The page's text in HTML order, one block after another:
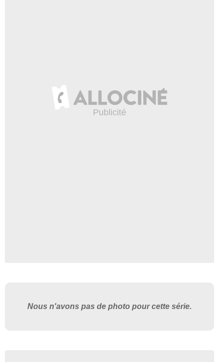
Nous n'avons pas de photo pour cette série.